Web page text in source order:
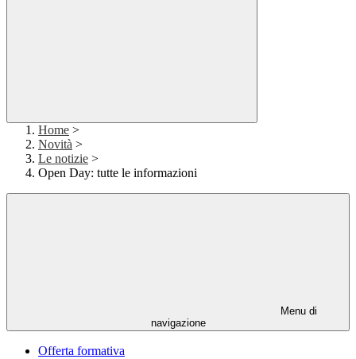
Home >
Novità >
Le notizie >
Open Day: tutte le informazioni
Menu di
navigazione
Offerta formativa